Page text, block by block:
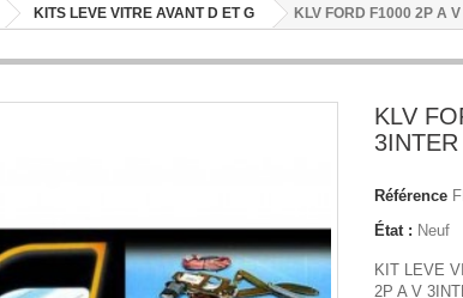
KITS LEVE VITRE AVANT D ET G KLV FORD F1000 2P A
KLV
Référence
État : Neuf
KIT LEVE
2P A V